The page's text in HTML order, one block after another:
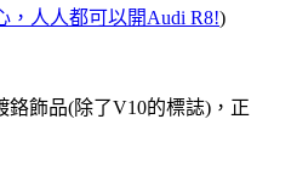
，人人都可以開Audi R8!)
飾品(除了V10的標誌)，正